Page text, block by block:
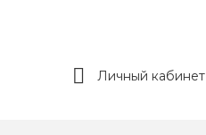
Личный кабинет